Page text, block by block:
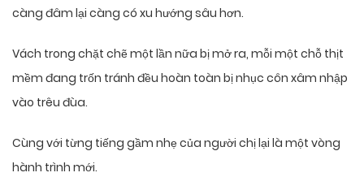
càng đâm lại càng có xu hướng sâu hơn.
Vách trong chặt chẽ một lần nữa bị mở ra, mỗi một chỗ thịt
mềm đang trốn tránh đều hoàn toàn bị nhục côn xâm nhập
vào trêu đùa.
Cùng với từng tiếng gầm nhẹ của người chị lại là một vòng
hành trình mới.